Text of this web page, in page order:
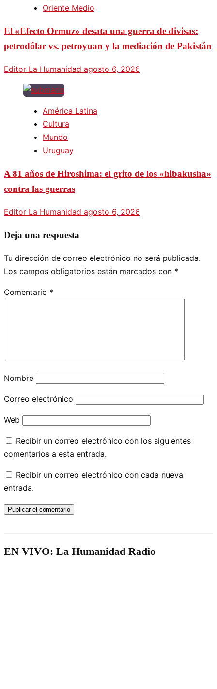
Oriente Medio
El «Efecto Ormuz» desata una guerra de divisas:
petrodólar vs. petroyuan y la mediación de Pakistán
Editor La Humanidad agosto 6, 2026
América Latina
Cultura
Mundo
Uruguay
A 81 años de Hiroshima: el grito de los «hibakusha»
contra las guerras
Editor La Humanidad agosto 6, 2026
Deja una respuesta
Tu dirección de correo electrónico no será publicada.
Los campos obligatorios están marcados con *
Comentario *
Nombre
Correo electrónico
Web
Recibir un correo electrónico con los siguientes
comentarios a esta entrada.
Recibir un correo electrónico con cada nueva
entrada.
EN VIVO: La Humanidad Radio